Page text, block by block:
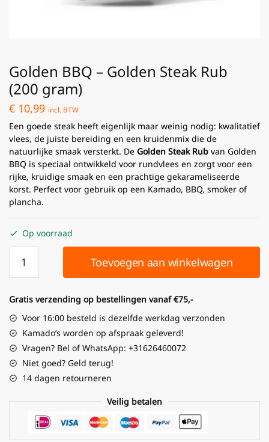
Golden BBQ – Golden Steak Rub
(200 gram)
€ 10,99 incl. BTW
Een goede steak heeft eigenlijk maar weinig nodig: kwalitatief
vlees, de juiste bereiding en een kruidenmix die de
natuurlijke smaak versterkt. De Golden Steak Rub van Golden
BBQ is speciaal ontwikkeld voor rundvlees en zorgt voor een
rijke, kruidige smaak en een prachtige gekarameliseerde
korst. Perfect voor gebruik op een Kamado, BBQ, smoker of
plancha.
Op voorraad
Toevoegen aan winkelwagen
Gratis verzending op bestellingen vanaf €75,-
Voor 16:00 besteld is dezelfde werkdag verzonden
Kamado’s worden op afspraak geleverd!
Vragen? Bel of WhatsApp: +31626460072
Niet goed? Geld terug!
14 dagen retourneren
Veilig betalen